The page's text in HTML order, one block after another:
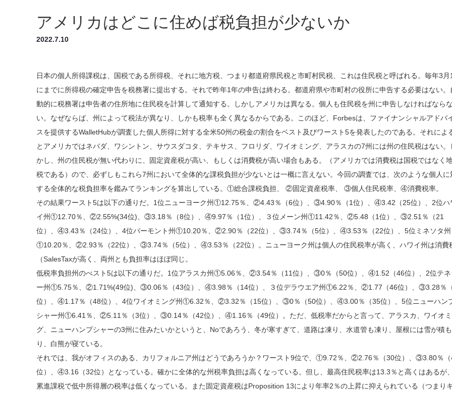
アメリカはどこに住めば税負担が少ないか
2022.7.10
日本の個人所得課税は、国税である所得税、それに地方税、つまり都道府県民税と市町村民税、これは住民税と呼ばれる。毎年3月
にまでに所得税の確定申告を税務署に提出する。それで昨年1年の申告は終わる。都道府県や市町村の役所に申告する必要はない。
動的に税務署は申告者の住所地に住民税を計算して通知する。しかしアメリカは異なる。個人も住民税を州に申告しなければならな
い。なぜならば、州によって税法が異なり、しかも税率も全く異なるからである。このほど、Forbesは、ファイナンシャルアドバ
スを提供するWalletHubが調査した個人所得に対する全米50州の税金の割合をベスト及びワースト5を発表したのである。それによ
とアメリカではネバダ、ワシントン、サウスダコタ、テキサス、フロリダ、ワイオミング、アラスカの7州には州の住民税はない。
かし、州の住民税が無い代わりに、固定資産税が高い、もしくは消費税が高い場合もある。（アメリカでは消費税は国税ではなく
税である）ので、必ずしもこれら7州において全体的な課税負担が少ないとは一概に言えない。今回の調査では、次のような個人に
する全体的な税負担率を鑑みてランキングを算出している。①総合課税負担、 ②固定資産税率、 ③個人住民税率、④消費税率。
その結果ワースト5は以下の通りだ。1位ニューヨーク州①12.75％、②4.43％（6位）、③4.90％（1位）、④3.42（25位）、2位ハ
イ州①12.70％、②2.55%(34位)、③3.18％（8位）、④9.97％（1位）、３位メーン州①11.42％、②5.48（1位）、③2.51％（21
位）、④3.43％（24位）、4位バーモント州①10.20％、②2.90％（22位）、③3.74％（5位）、④3.53％（22位）、5位ミネソタ州
①10.20％、②2.93％（22位）、③3.74％（5位）、④3.53％（22位）。ニューヨーク州は個人の住民税率が高く、ハワイ州は消費
（SalesTaxが高く、両州とも負担率はほぼ同じ。
低税率負担州のべスト5は以下の通りだ。1位アラスカ州①5.06％、②3.54％（11位）、③0％（50位）、④1.52（46位）、2位テネ
ー州①5.75％、②1.71%(49位)、③0.06％（43位）、④3.98％（14位）、３位デラウエア州①6.22％、②1.77（46位）、③3.28％
位）、④1.17％（48位）、4位ワイオミング州①6.32％、②3.32％（15位）、③0％（50位）、④3.00％（35位）、5位ニューハン
シャー州①6.41％、②5.11％（3位）、③0.14％（42位）、④1.16％（49位）。ただ、低税率だからと言って、アラスカ、ワイオ
グ、ニューハンプシャーの3州に住みたいかというと、Noであろう、冬が寒すぎて、道路は凍り、水道管も凍り、屋根には雪が積も
り、白熊が寝ている。
それでは、我がオフィスのある、カリフォルニア州はどうであろうか？ワースト9位で、①9.72％、②2.76％（30位）、③3.80％
位）、④3.16（32位）となっている。確かに全体的な州税率負担は高くなっている。但し、最高住民税率は13.3％と高くはあるが、
累進課税で低中所得層の税率は低くなっている。また固定資産税はProposition 13により年率2％の上昇に抑えられている（つまり